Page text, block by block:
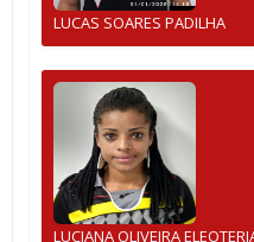
LUCAS SOARES PADILHA
LUCIANA OLIVEIRA